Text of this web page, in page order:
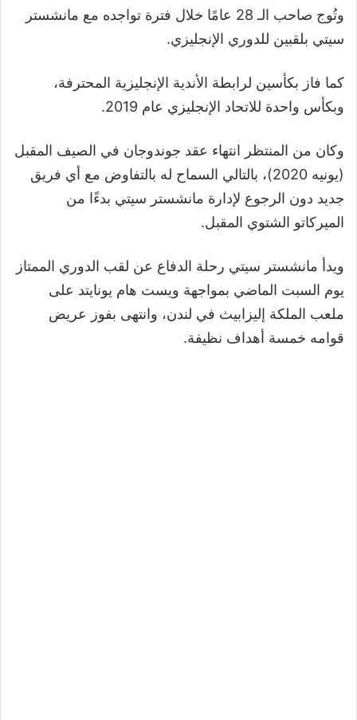
وتُوج صاحب الـ 28 عامًا خلال فترة تواجده مع مانشستر
سيتي بلقبين للدوري الإنجليزي.
كما فاز بكأسين لرابطة الأندية الإنجليزية المحترفة،
وبكأس واحدة للاتحاد الإنجليزي عام 2019.
وكان من المنتظر انتهاء عقد جوندوجان في الصيف المقبل
(يونيه 2020)، بالتالي السماح له بالتفاوض مع أي فريق
جديد دون الرجوع لإدارة مانشستر سيتي بدءًا من
الميركاتو الشتوي المقبل.
ويدأ مانشستر سيتي رحلة الدفاع عن لقب الدوري الممتاز
يوم السبت الماضي بمواجهة ويست هام يونايتد على
ملعب الملكة إليزابيث في لندن، وانتهى بفوز عريض
قوامه خمسة أهداف نظيفة.